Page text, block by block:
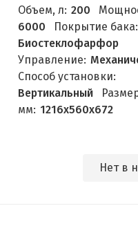
Объем, л: 200
6000
Покрытие бака:
Биостеклофарфор
Управление:
Способ установки:
Вертикальный
мм: 1216х560х672
Нет в